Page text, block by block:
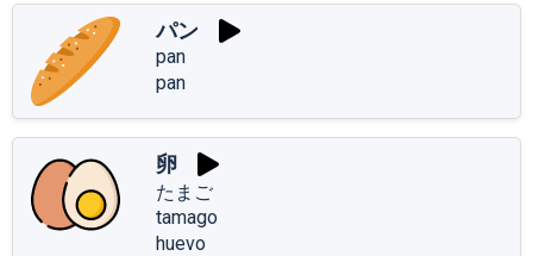
パン
pan
pan
卵
たまご
tamago
huevo